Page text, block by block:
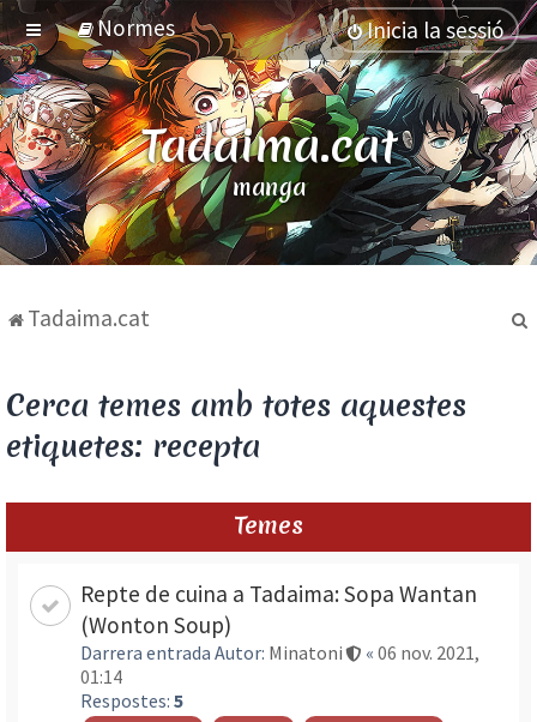
Normes Inicia la sessió
Tadaima.cat
manga
Tadaima.cat
Cerca temes amb totes aquestes
etiquetes: recepta
Temes
Repte de cuina a Tadaima: Sopa Wantan
(Wonton Soup)
Darrera entrada Autor: Minatoni « 06 nov. 2021,
01:14
Respostes: 5